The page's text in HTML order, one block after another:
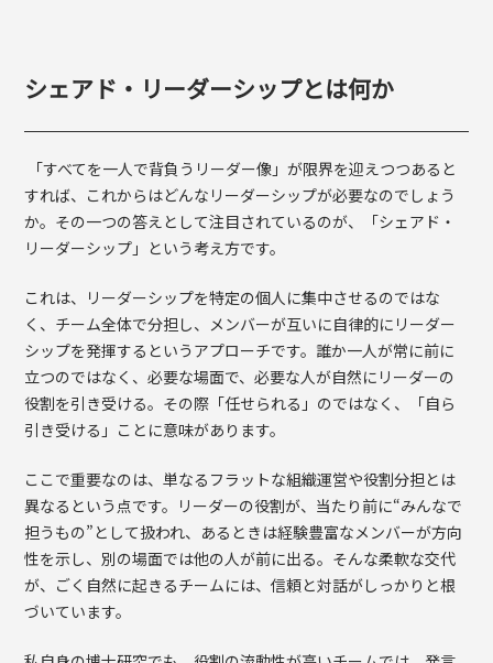
シェアド・リーダーシップとは何か
「すべてを一人で背負うリーダー像」が限界を迎えつつあると
すれば、これからはどんなリーダーシップが必要なのでしょう
か。その一つの答えとして注目されているのが、「シェアド・
リーダーシップ」という考え方です。
これは、リーダーシップを特定の個人に集中させるのではな
く、チーム全体で分担し、メンバーが互いに自律的にリーダー
シップを発揮するというアプローチです。誰か一人が常に前に
立つのではなく、必要な場面で、必要な人が自然にリーダーの
役割を引き受ける。その際「任せられる」のではなく、「自ら
引き受ける」ことに意味があります。
ここで重要なのは、単なるフラットな組織運営や役割分担とは
異なるという点です。リーダーの役割が、当たり前に“みんなで
担うもの”として扱われ、あるときは経験豊富なメンバーが方向
性を示し、別の場面では他の人が前に出る。そんな柔軟な交代
が、ごく自然に起きるチームには、信頼と対話がしっかりと根
づいています。